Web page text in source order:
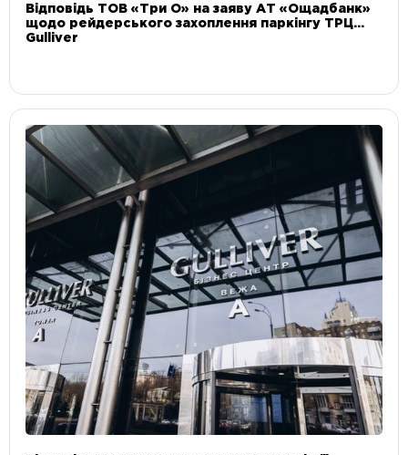
Відповідь ТОВ «Три О» на заяву АТ «Ощадбанк»
щодо рейдерського захоплення паркінгу ТРЦ
Gulliver